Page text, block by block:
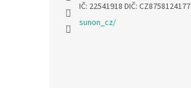
IČ: 22541918 DIČ: CZ8758124177
sunon_cz/